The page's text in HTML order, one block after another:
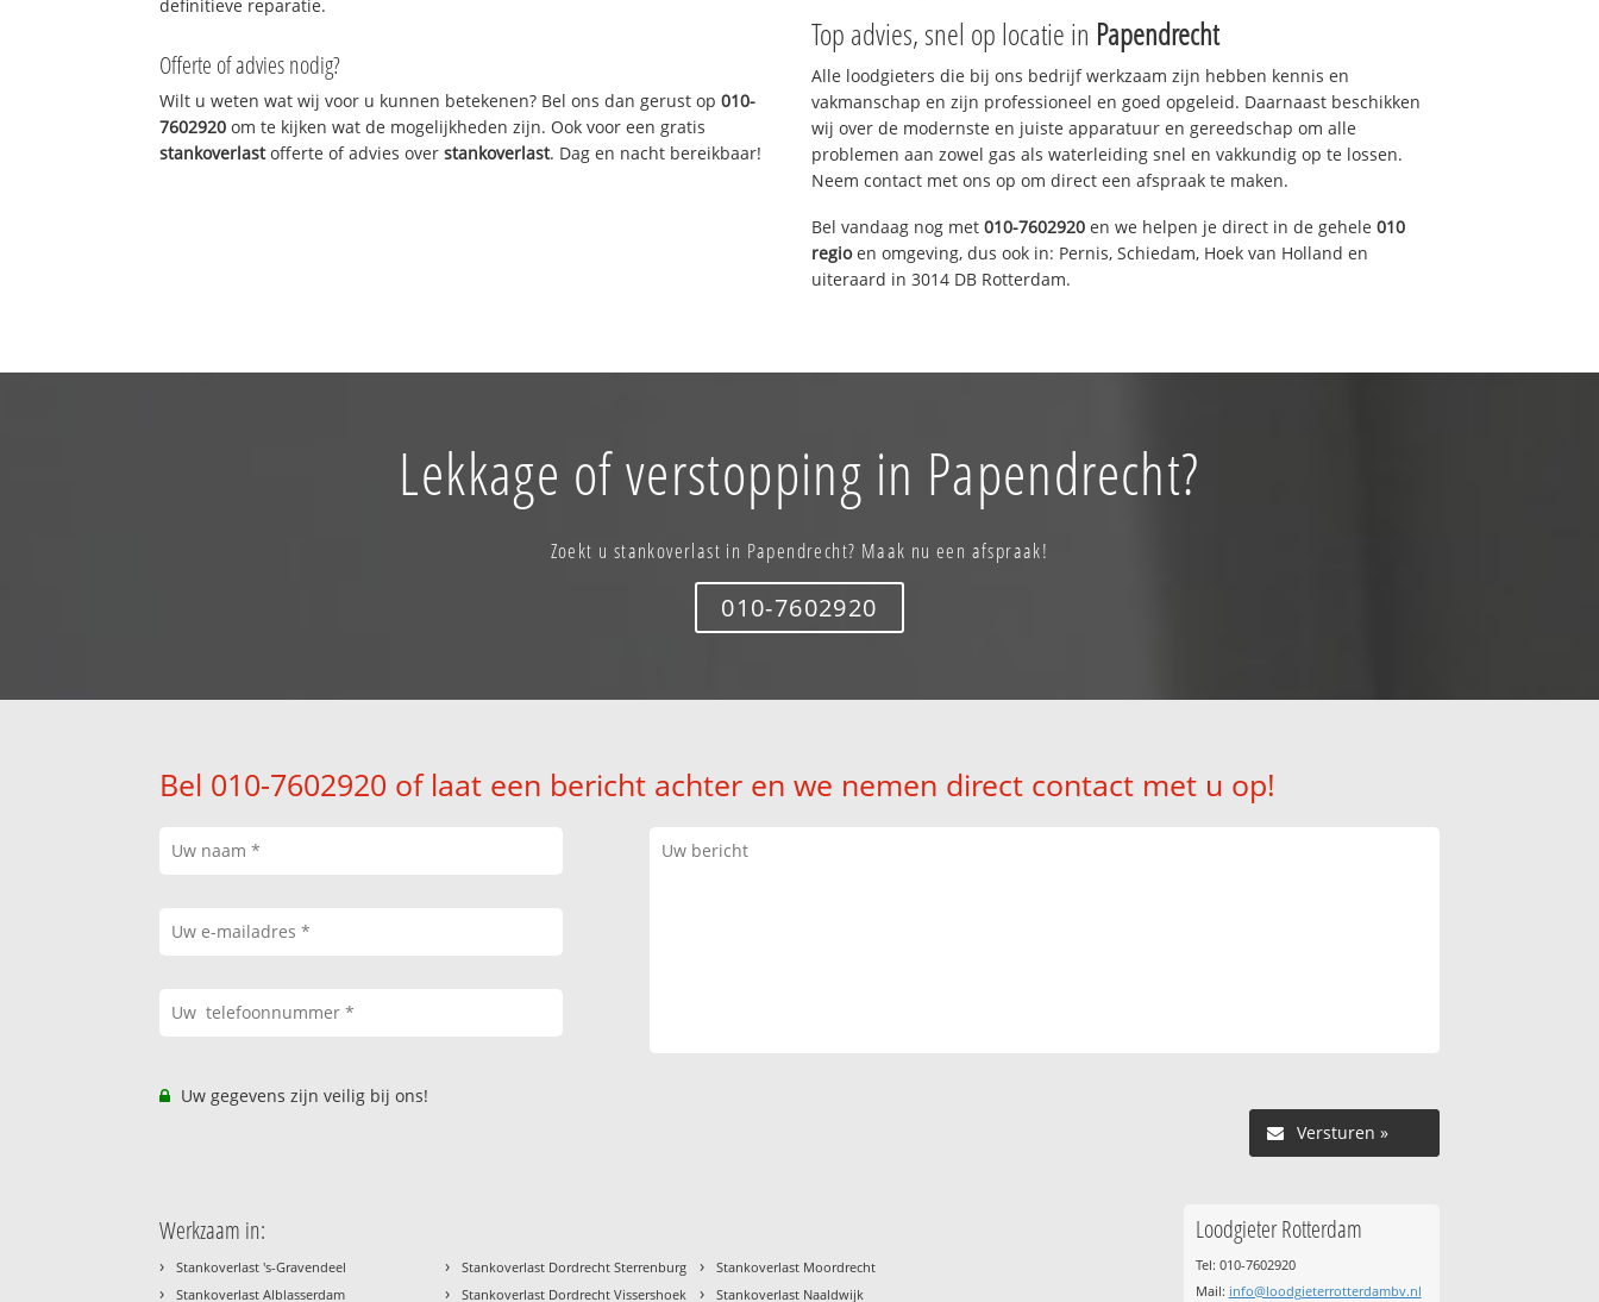
definitieve reparatie.
Offerte of advies nodig?
Wilt u weten wat wij voor u kunnen betekenen? Bel ons dan gerust op010-
7602920 om te kijken wat de mogelijkheden zijn. Ook voor een gratis
stankoverlastofferte of advies overstankoverlast. Dag en nacht bereikbaar!
Top advies, snel op locatie in Papendrecht
Alle loodgieters die bij ons bedrijf werkzaam zijn hebben kennis en
vakmanschap en zijn professioneel en goed opgeleid. Daarnaast beschikken
wij over de modernste en juiste apparatuur en gereedschap om alle
problemen aan zowel gas als waterleiding snel en vakkundig op te lossen.
Neem contact met ons op om direct een afspraak te maken.
Bel vandaag nog met 010-7602920 en we helpen je direct in de gehele 010
regioen omgeving, dus ook in: Pernis, Schiedam, Hoek van Holland en
uiteraard in 3014 DB Rotterdam.
Lekkage of verstopping in Papendrecht?
Zoekt u stankoverlast in Papendrecht? Maak nu een afspraak!
010-7602920
Bel 010-7602920 of laat een bericht achter en we nemen direct contact met u op!
Uw gegevens zijn veilig bij ons!
Versturen »
Werkzaam in:
› Stankoverlast 's-Gravendeel
› Stankoverlast Alblasserdam
› Stankoverlast Dordrecht Sterrenburg
› Stankoverlast Dordrecht Vissershoek
› Stankoverlast Moordrecht
› Stankoverlast Naaldwijk
Loodgieter Rotterdam
Tel: 010-7602920
Mail: info@loodgieterrotterdambv.nl